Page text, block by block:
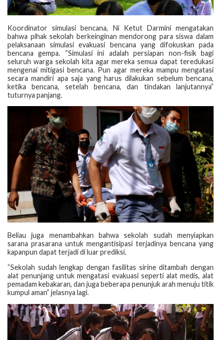
Koordinator simulasi bencana, Ni Ketut Darmini mengatakan
bahwa pihak sekolah berkeinginan mendorong para siswa dalam
pelaksanaan simulasi evakuasi bencana yang difokuskan pada
bencana gempa. “Simulasi ini adalah persiapan non-fisik bagi
seluruh warga sekolah kita agar mereka semua dapat teredukasi
mengenai mitigasi bencana. Pun agar mereka mampu mengatasi
secara mandiri apa saja yang harus dilakukan sebelum bencana,
ketika bencana, setelah bencana, dan tindakan lanjutannya”
tuturnya panjang.
Beliau juga menambahkan bahwa sekolah sudah menyiapkan
sarana prasarana untuk mengantisipasi terjadinya bencana yang
kapanpun dapat terjadi di luar prediksi.
“Sekolah sudah lengkap dengan fasilitas sirine ditambah dengan
alat penunjang untuk mengatasi evakuasi seperti alat medis, alat
pemadam kebakaran, dan juga beberapa penunjuk arah menuju titik
kumpul aman” jelasnya lagi.